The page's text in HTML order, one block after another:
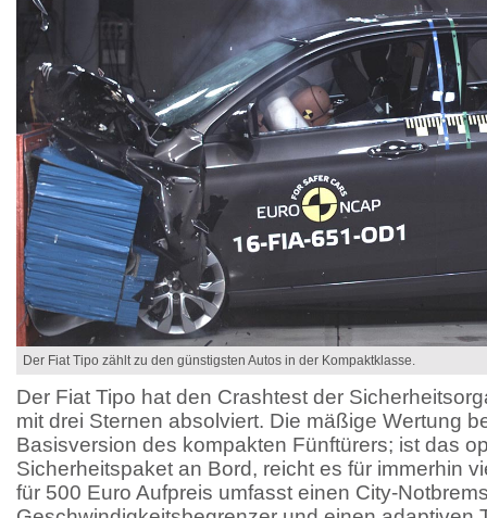
Der Fiat Tipo zählt zu den günstigsten Autos in der Kompaktklasse.
Der Fiat Tipo hat den Crashtest der
mit drei Sternen absolviert. Die mäßige Wertung
Basisversion des kompakten Fünftürers; ist das
Sicherheitspaket an Bord, reicht es für immerhin
für 500 Euro Aufpreis umfasst einen City-